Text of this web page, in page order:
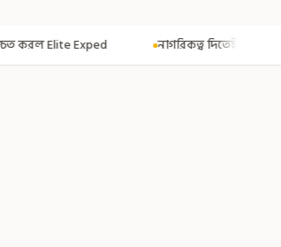
নাগরিকত্ব দিতেই CAA! ৩০০ মতুয়াকে নাগরিকত্বের